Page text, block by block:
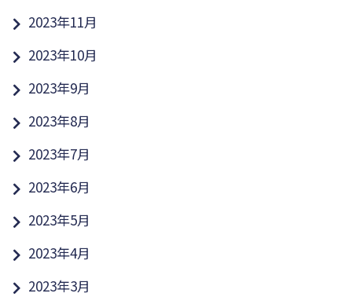
2023年11月
2023年10月
2023年9月
2023年8月
2023年7月
2023年6月
2023年5月
2023年4月
2023年3月